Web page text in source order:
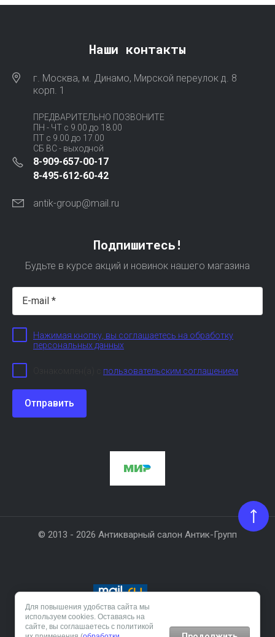
Наши контакты
г. Москва, м. Динамо, Мирской переулок д. 8
корп. 1
ПРЕДВАРИТЕЛЬНО ПОЗВОНИТЕ
ПН - ЧТ с 9.00 до 18.00
ПТ с 9.00 до 17.00
СБ ВС - выходной
8-909-657-00-17
8-495-612-60-42
antik-group@mail.ru
Подпишитесь!
Будьте в курсе акций и новинок нашего магазина
Нажимая кнопку, вы соглашаетесь на обработку
персональных данных
пользовательским соглашением
Отправить
© 2013 - 2026 Антикварный салон Антик-Групп
Создание сайта:megagroup.ru
Для повышения удобства сайта мы
используем cookies. Оставаясь на
сайте, вы соглашаетесь с политикой